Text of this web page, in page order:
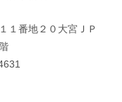
１番地２０大宮ＪＰ